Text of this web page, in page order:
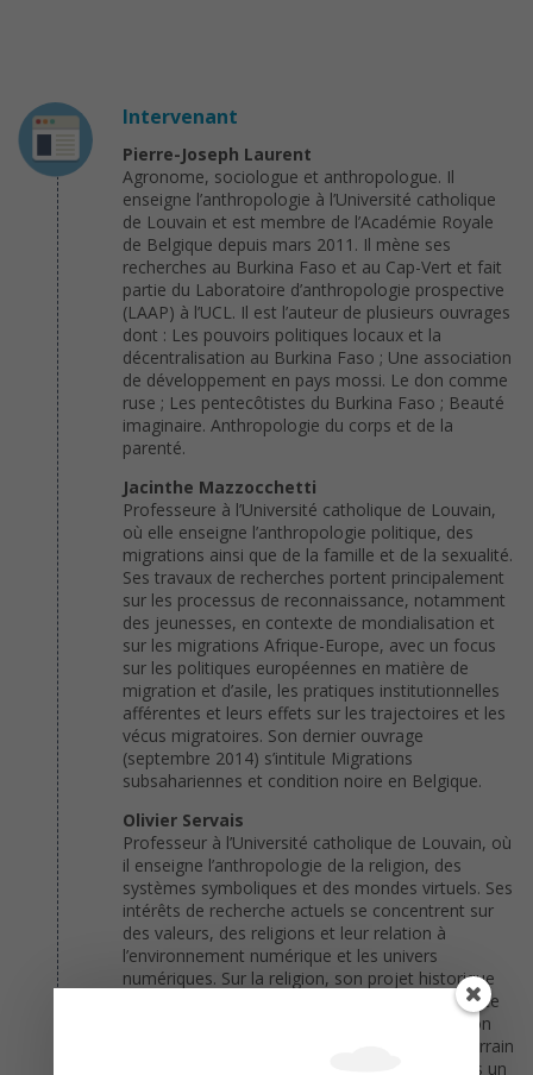
Intervenant
Pierre-Joseph Laurent
Agronome, sociologue et anthropologue. Il
enseigne l’anthropologie à l’Université catholique
de Louvain et est membre de l’Académie Royale
de Belgique depuis mars 2011. Il mène ses
recherches au Burkina Faso et au Cap-Vert et fait
partie du Laboratoire d’anthropologie prospective
(LAAP) à l’UCL. Il est l’auteur de plusieurs ouvrages
dont : Les pouvoirs politiques locaux et la
décentralisation au Burkina Faso ; Une association
de développement en pays mossi. Le don comme
ruse ; Les pentecôtistes du Burkina Faso ; Beauté
imaginaire. Anthropologie du corps et de la
parenté.
Jacinthe Mazzocchetti
Professeure à l’Université catholique de Louvain,
où elle enseigne l’anthropologie politique, des
migrations ainsi que de la famille et de la sexualité.
Ses travaux de recherches portent principalement
sur les processus de reconnaissance, notamment
des jeunesses, en contexte de mondialisation et
sur les migrations Afrique-Europe, avec un focus
sur les politiques européennes en matière de
migration et d’asile, les pratiques institutionnelles
afférentes et leurs effets sur les trajectoires et les
vécus migratoires. Son dernier ouvrage
(septembre 2014) s’intitule Migrations
subsahariennes et condition noire en Belgique.
Olivier Servais
Professeur à l’Université catholique de Louvain, où
il enseigne l’anthropologie de la religion, des
systèmes symboliques et des mondes virtuels. Ses
intérêts de recherche actuels se concentrent sur
des valeurs, des religions et leur relation à
l’environnement numérique et les univers
numériques. Sur la religion, son projet historique
se concentre sur l’anthropologie de la Résistance
Ojibwas à la christianisation et la modernisation
(Canada). Il a réalisé quelques travaux sur le terrain
et d’archives, qui ont été publiés en partie dans un